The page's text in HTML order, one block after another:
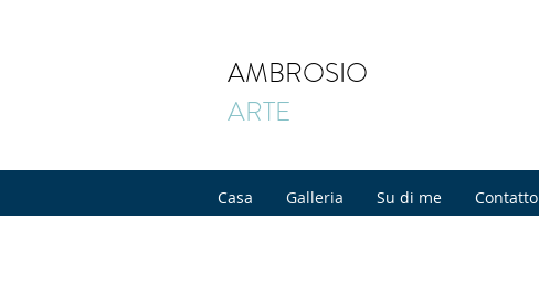
AMBROSIO
ARTE
Casa Galleria Su di me Contatto